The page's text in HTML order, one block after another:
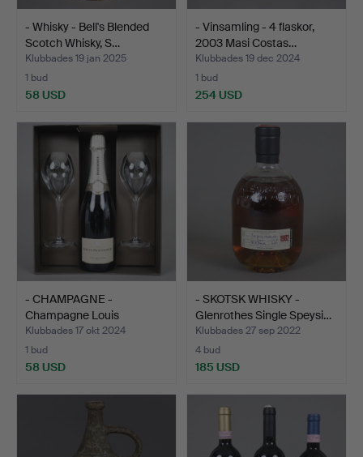
- Whisky - Bell's Blended
Scotch Whisky, S…
Klubbades 19 jan 2025
1 bud
58 USD
- Vinsamling - 4 flaskor,
2003 Masi Costas…
Klubbades 19 dec 2024
1 bud
254 USD
- CHAMPAGNE -
Champagne Louis
Roederer, Fr…
Klubbades 17 okt 2024
1 bud
58 USD
- SKOTSK WHISKY -
Glenrothes Single Speysi…
Klubbades 27 sep 2022
4 bud
185 USD